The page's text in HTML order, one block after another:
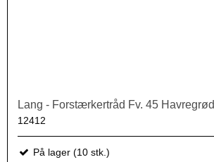
Lang - Forstærkertråd Fv. 45 Havregrød
12412
På lager (10 stk.)